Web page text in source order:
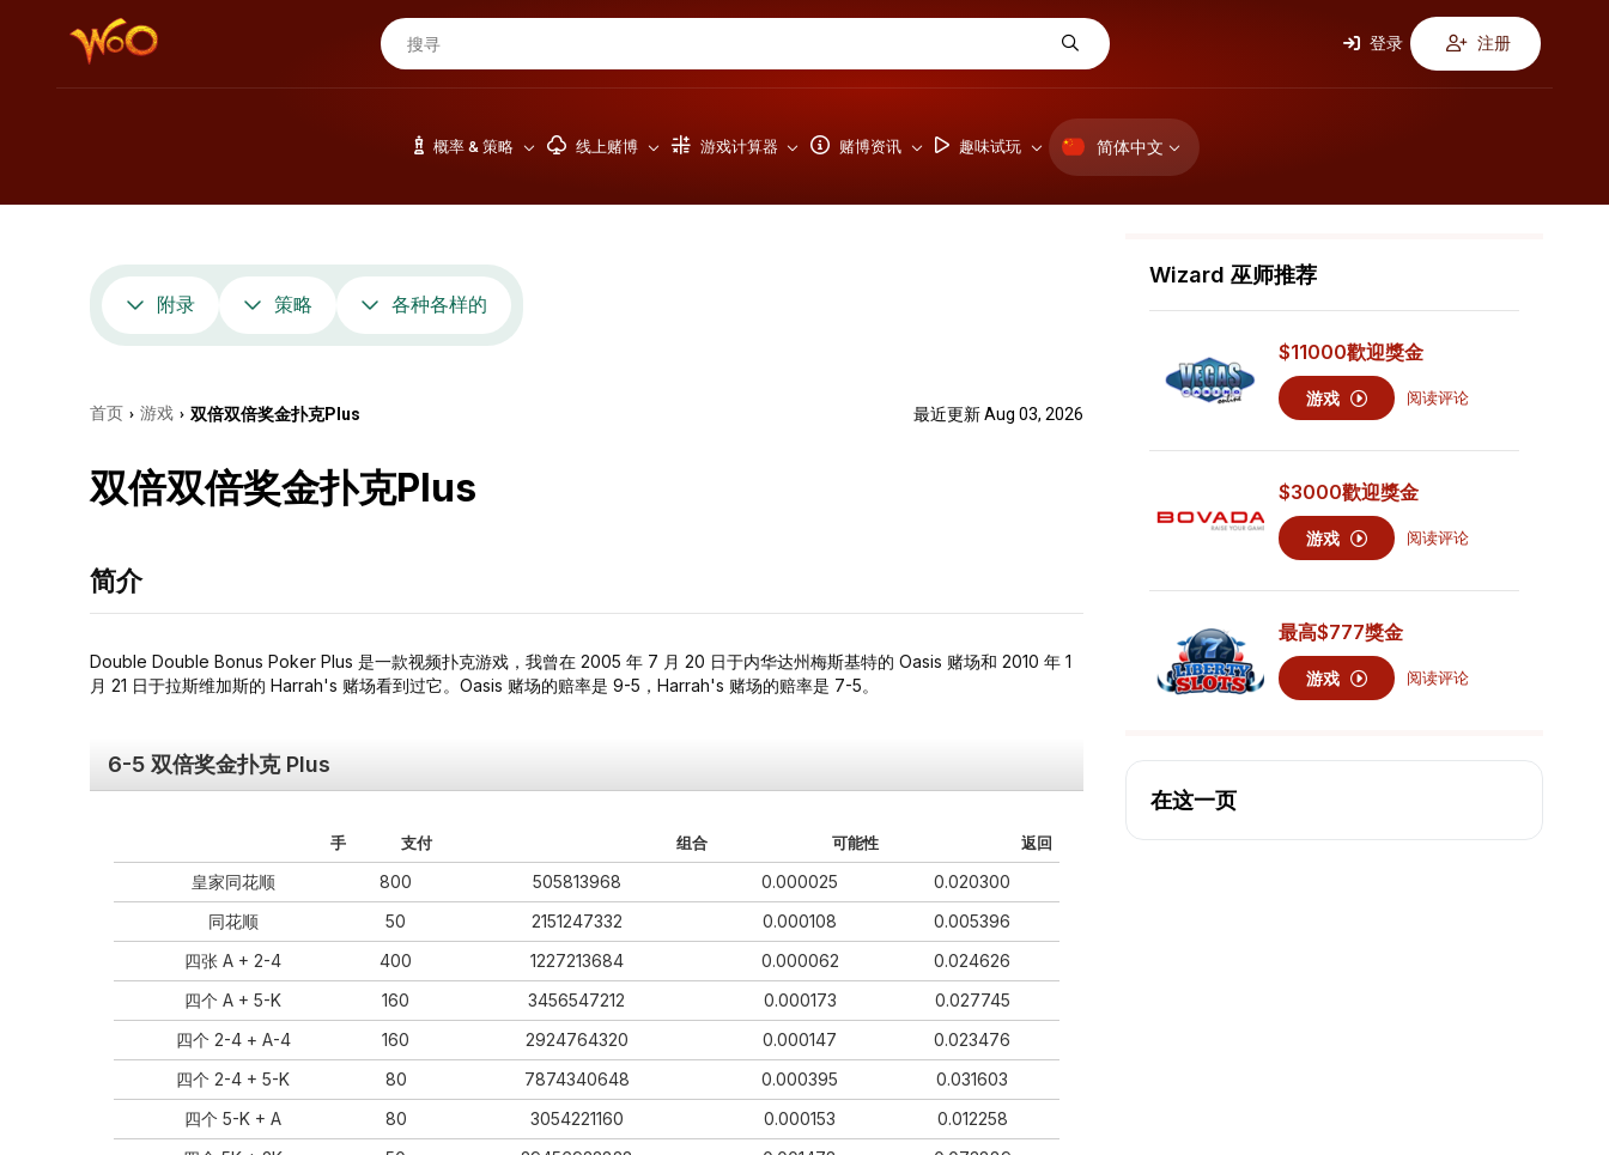
登录 注册
概率 & 策略 线上赌博 游戏计算器 赌博资讯 趣味试玩 简体中文
附录 策略 各种各样的
首页 › 游戏 › 双倍双倍奖金扑克Plus 最近更新 Aug 03, 2026
双倍双倍奖金扑克Plus
简介
Double Double Bonus Poker Plus 是一款视频扑克游戏，我曾在 2005 年 7 月 20 日于内华达州梅斯基特的 Oasis 赌场和 2010 年 1
月 21 日于拉斯维加斯的 Harrah's 赌场看到过它。Oasis 赌场的赔率是 9-5，Harrah's 赌场的赔率是 7-5。
6-5 双倍奖金扑克 Plus
手 支付 组合 可能性 返回
皇家同花顺 800 505813968 0.000025
0.020300
同花顺
50 2151247332 0.000108
0.005396
四张 A + 2-4
400 1227213684 0.000062
0.024626
四个 A + 5-K
160 3456547212 0.000173
0.027745
四个 2-4 + A-4
160 2924764320 0.000147
0.023476
四个 2-4 + 5-K
80 7874340648 0.000395
0.031603
四个 5-K + A
80 3054221160 0.000153
0.012258
Wizard 巫师推荐
$11000歡迎獎金
游戏 阅读评论
$3000歡迎獎金
游戏 阅读评论
最高$777獎金
游戏 阅读评论
在这一页